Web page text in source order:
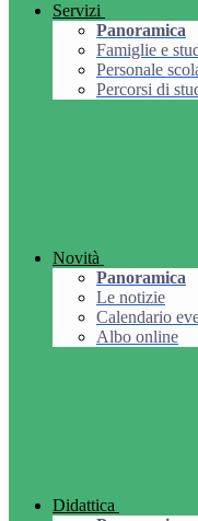
Servizi
Panoramica
Famiglie e
Personale
Percorsi di
Novità
Panoramica
Le notizie
Calendario
Albo online
Didattica